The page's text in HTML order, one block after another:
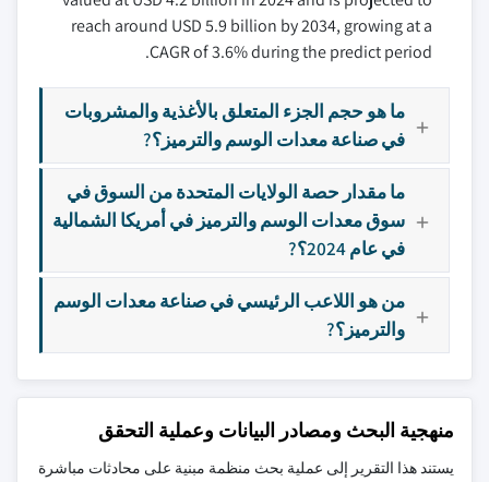
reach around USD 5.9 billion by 2034, growing at a
CAGR of 3.6% during the predict period.
ما هو حجم الجزء المتعلق بالأغذية والمشروبات
في صناعة معدات الوسم والترميز؟?
ما مقدار حصة الولايات المتحدة من السوق في
سوق معدات الوسم والترميز في أمريكا الشمالية
في عام 2024؟?
من هو اللاعب الرئيسي في صناعة معدات الوسم
والترميز؟?
منهجية البحث ومصادر البيانات وعملية التحقق
يستند هذا التقرير إلى عملية بحث منظمة مبنية على محادثات مباشرة